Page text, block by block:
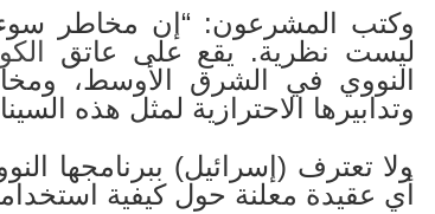
وكتب المشرعون: “إن مخاطر سوء
ليست نظرية. يقع على عاتق
النووي في الشرق الأوسط،
وتدابيرها الاحترازية لمثل هذه
ولا تعترف (إسرائيل) ببرنامجها
أي عقيدة معلنة حول كيفية